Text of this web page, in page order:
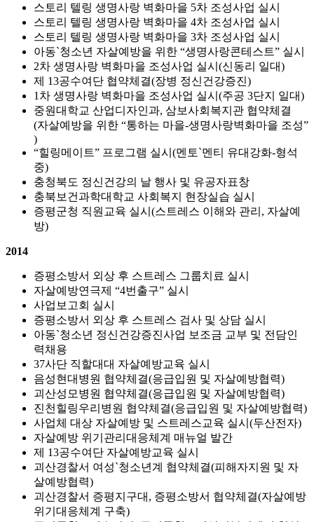
스토리 텔링 생명사랑 벽화마을 5차 조성사업 실시
스토리 텔링 생명사랑 벽화마을 4차 조성사업 실시
스토리 텔링 생명사랑 벽화마을 3차 조성사업 실시
아동`청소년 자살예방을 위한 “생명사랑콘테스트” 실시
2차 생명사랑 벽화마을 조성사업 실시(신동리 일대)
제 13공수여단 협약체결(장병 정신건강증진)
1차 생명사랑 벽화마을 조성사업 실시(주공 3단지 일대)
중원대학교 산업디자인과, 삼보사회복지관 협약체결
(자살예방을 위한 “통하는 마을-생명사랑벽화마을 조성”
)
“힐링메이트” 프로그램 실시(멘토`멘티 유대강화-형석
중)
충청북도 정신건강의 날 행사 및 유공자표창
충북보건과학대학교 사회복지 현장실습 실시
증평군청 직원교육 실시(스트레스 이해와 관리, 자살예
방)
2014
증평소방서 외상 후 스트레스 그룹치료 실시
자살예방연극제 “4번출구” 실시
사업보고회 실시
증평소방서 외상 후 스트레스 검사 및 상담 실시
아동`청소년 정신건강증진사업 보조금 교부 및 전담인
력채용
37사단 직할대대 자살예방교육 실시
음성현대병원 협약체결(응급입원 및 자살예방협력)
괴산성모병원 협약체결(응급입원 및 자살예방협력)
진천힐링우리병원 협약체결(응급입원 및 자살예방협력)
사업체 대상 자살예방 및 스트레스교육 실시(두산전자)
자살예방 위기관리대응체계 매뉴얼 발간
제 13공수여단 자살예방교육 실시
괴산경찰서 여성`청소년계 협약체결(피해자지원 및 자
살예방협력)
괴산경찰서 증평지구대, 증평소방서 협약체결(자살예방
위기대응체계 구축)